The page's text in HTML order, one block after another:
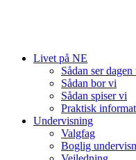
Livet på NE
Sådan ser dagen
Sådan bor vi
Sådan spiser vi
Praktisk
Undervisning
Valgfag
Boglig